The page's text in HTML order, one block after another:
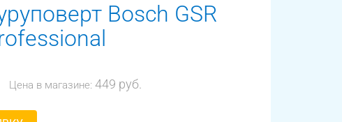
Bosch GSR
Цена в магазине: 449 руб.